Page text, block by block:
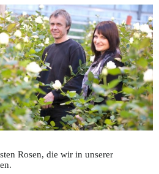
Rosen, die wir in unserer